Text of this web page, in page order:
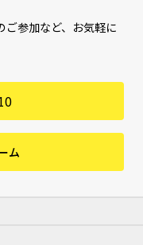
ご参加など、お気軽に
ム